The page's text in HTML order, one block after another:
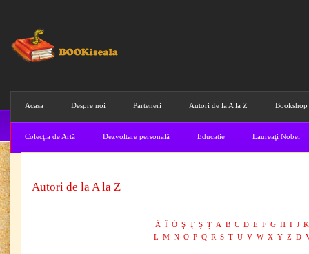
Acasa Despre noi Parteneri Autori de la A la Z Bookshop
Colecţia de Artă Dezvoltare personală Educatie Laureaţi Nobel
Autori de la A la Z
Á Î Ó Ş Ţ Ș Ț A B C D E F G H I J K
L M N O P Q R S T U V W X Y Z D